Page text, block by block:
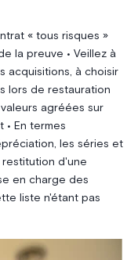
« tous risques »
la preuve • Veillez à
acquisitions, à choisir
lors de restauration
agréées sur
• En termes
les séries et
restitution d'une
en charge des
liste n'étant pas